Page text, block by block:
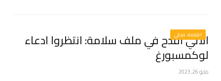
اقتصاد محلي
الآتي أفدح في ملف سلامة: انتظروا ادعاء
لوكمسبورغ
مايو 26, 2023